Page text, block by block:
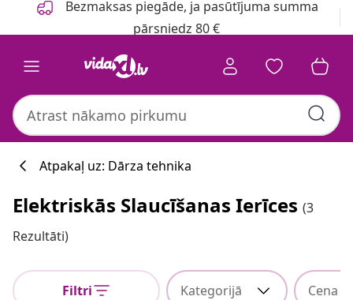
Bezmaksas piegāde, ja pasūtījuma summa
pārsniedz 80 €
Atpakaļ uz: Dārza tehnika
Elektriskās Slaucīšanas Ierīces (3
Rezultāti)
Filtri Kategorijā Cena